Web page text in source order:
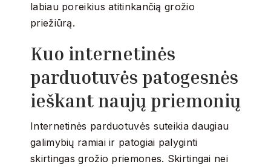
labiau poreikius atitinkančią grožio
priežiūrą.
Kuo internetinės
parduotuvės patogesnės
ieškant naujų priemonių
Internetinės parduotuvės suteikia daugiau
galimybių ramiai ir patogiai palyginti
skirtingas grožio priemones. Skirtingai nei